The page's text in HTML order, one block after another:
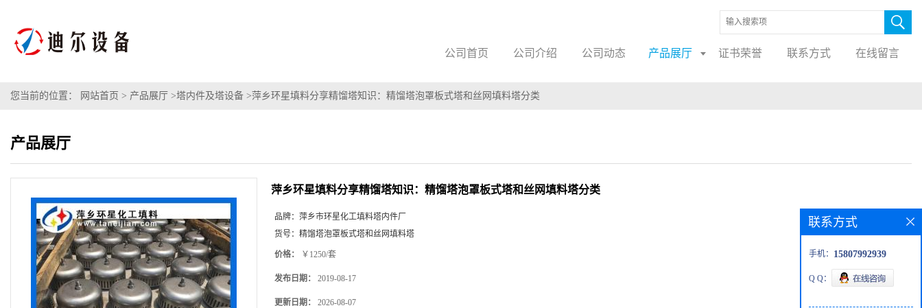
公司首页 公司介绍 公司动态 产品展厅 证书荣誉 联系方式 在线留言
您当前的位置： 网站首页 > 产品展厅 >塔内件及塔设备 >萍乡环星填料分享精馏塔知识：精馏塔泡罩板式塔和丝网填料塔分类
产品展厅
萍乡环星填料分享精馏塔知识：精馏塔泡罩板式塔和丝网填料塔分类
品牌： 萍乡市环星化工填料塔内件厂
货号： 精馏塔泡罩板式塔和丝网填料塔
价格： ￥1250/套
发布日期： 2019-08-17
更新日期： 2026-08-07
联系方式
手机： 15807992939
Q Q：